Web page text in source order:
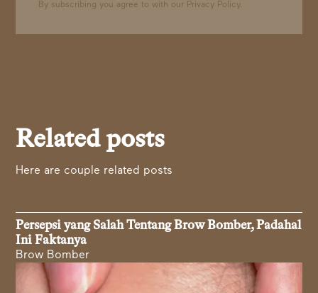
By subscribing you agree to with our Privacy Policy.
Related posts
Here are couple related posts
Persepsi yang Salah Tentang Brow Bomber, Padahal
Ini Faktanya
Brow Bomber